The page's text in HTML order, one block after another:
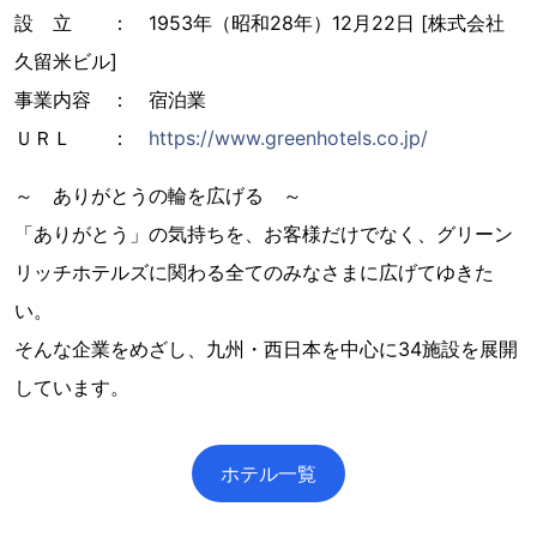
設 立 ： 1953年（昭和28年）12月22日 [株式会社
久留米ビル]
事業内容 ： 宿泊業
ＵＲＬ ： https://www.greenhotels.co.jp/
～ ありがとうの輪を広げる ～
「ありがとう」の気持ちを、お客様だけでなく、グリーン
リッチホテルズに関わる全てのみなさまに広げてゆきた
い。
そんな企業をめざし、九州・西日本を中心に34施設を展開
しています。
ホテル一覧